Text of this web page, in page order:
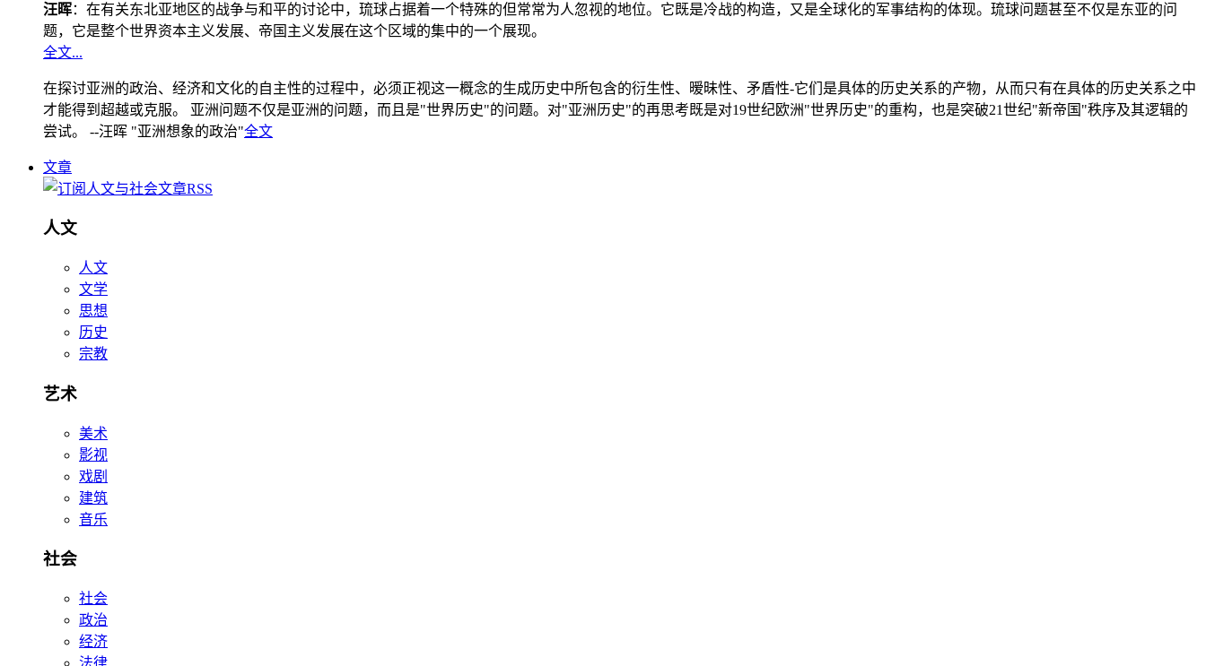
汪晖：在有关东北亚地区的战争与和平的讨论中，琉球占据着一个特殊的但常常为人忽视的地位。它既是冷战的构造，又是全球化的军事结构的体现。琉球问题甚至不仅是东亚的问
题，它是整个世界资本主义发展、帝国主义发展在这个区域的集中的一个展现。
全文...
在探讨亚洲的政治、经济和文化的自主性的过程中，必须正视这一概念的生成历史中所包含的衍生性、暧昧性、矛盾性-它们是具体的历史关系的产物，从而只有在具体的历史关系之中
才能得到超越或克服。 亚洲问题不仅是亚洲的问题，而且是"世界历史"的问题。对"亚洲历史"的再思考既是对19世纪欧洲"世界历史"的重构，也是突破21世纪"新帝国"秩序及其逻辑的
尝试。 --汪晖 "亚洲想象的政治"全文
文章
人文
人文
文学
思想
历史
宗教
艺术
美术
影视
戏剧
建筑
音乐
社会
社会
政治
经济
法律